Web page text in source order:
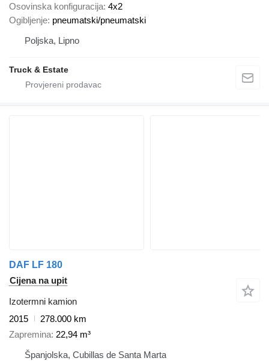
Osovinska konfiguracija 4x2
Ogibljenje pneumatski/pneumatski
Poljska, Lipno
Truck & Estate
DAF LF 180
Cijena na upit
Izotermni kamion
2015
278.000 km
Zapremina 22,94 m³
Španjolska, Cubillas de Santa Marta